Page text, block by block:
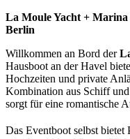
La Moule Yacht +
Berlin
Willkommen an Bord der
Hausboot an der Havel
Hochzeiten und private
Kombination aus Schiff
sorgt für eine romantische
Das Eventboot selbst bietet